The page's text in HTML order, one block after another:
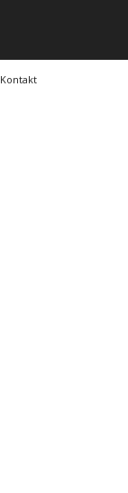
Kontakt